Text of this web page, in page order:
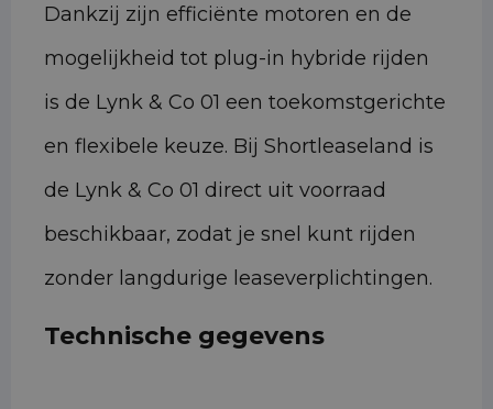
Dankzij zijn efficiënte motoren en de
mogelijkheid tot plug-in hybride rijden
is de Lynk & Co 01 een toekomstgerichte
en flexibele keuze. Bij Shortleaseland is
de Lynk & Co 01 direct uit voorraad
beschikbaar, zodat je snel kunt rijden
zonder langdurige leaseverplichtingen.
Technische gegevens